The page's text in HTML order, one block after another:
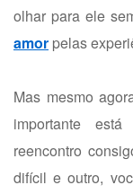
olhar para ele
amor pelas
Mas mesmo
importante
reencontro
difícil e outro,